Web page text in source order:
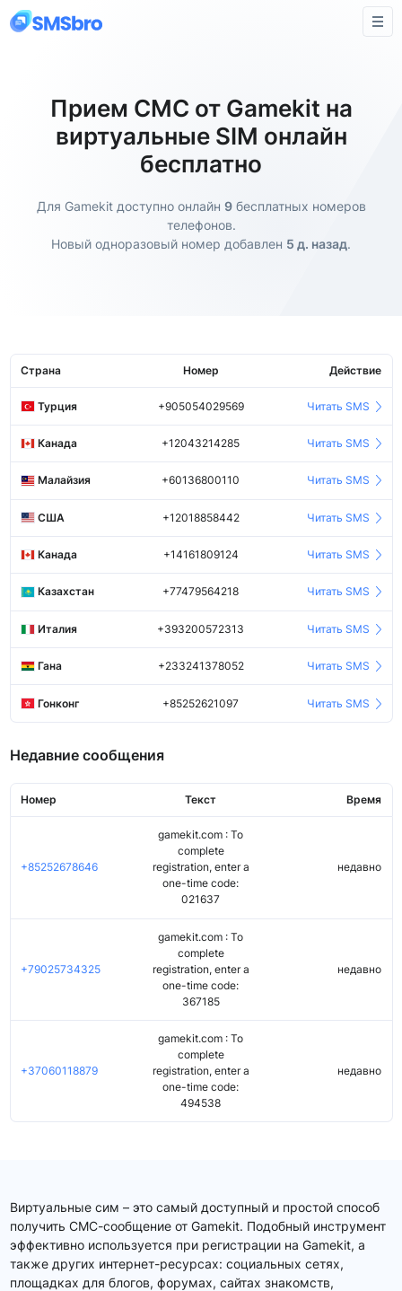
Прием СМС от Gamekit на
виртуальные SIM онлайн
бесплатно
Для Gamekit доступно онлайн 9бесплатных номеров
телефонов.
Новый одноразовый номер добавлен 5 д. назад.
Страна Номер Действие
Турция +905054029569 Читать SMS
Канада +12043214285 Читать SMS
Малайзия +60136800110 Читать SMS
США +12018858442 Читать SMS
Канада +14161809124 Читать SMS
Казахстан +77479564218 Читать SMS
Италия +393200572313 Читать SMS
Гана +233241378052 Читать SMS
Гонконг +85252621097 Читать SMS
Недавние сообщения
Номер Текст Время
+85252678646
gamekit.com : To
complete
registration, enter a
one-time code:
021637
недавно
+79025734325
gamekit.com : To
complete
registration, enter a
one-time code:
367185
недавно
+37060118879
gamekit.com : To
complete
registration, enter a
one-time code:
494538
недавно
Виртуальные сим – это самый доступный и простой способ
получить СМС-сообщение от Gamekit. Подобный инструмент
эффективно используется при регистрации на Gamekit, а
также других интернет-ресурсах: социальных сетях,
площадках для блогов, форумах, сайтах знакомств,